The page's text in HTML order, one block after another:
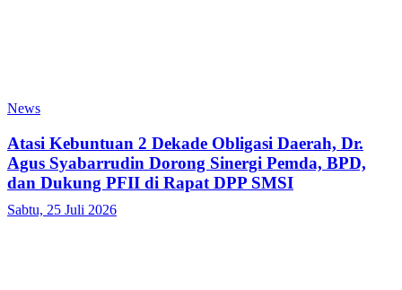
News
Atasi Kebuntuan 2 Dekade Obligasi Daerah, Dr.
Agus Syabarrudin Dorong Sinergi Pemda, BPD,
dan Dukung PFII di Rapat DPP SMSI
Sabtu, 25 Juli 2026